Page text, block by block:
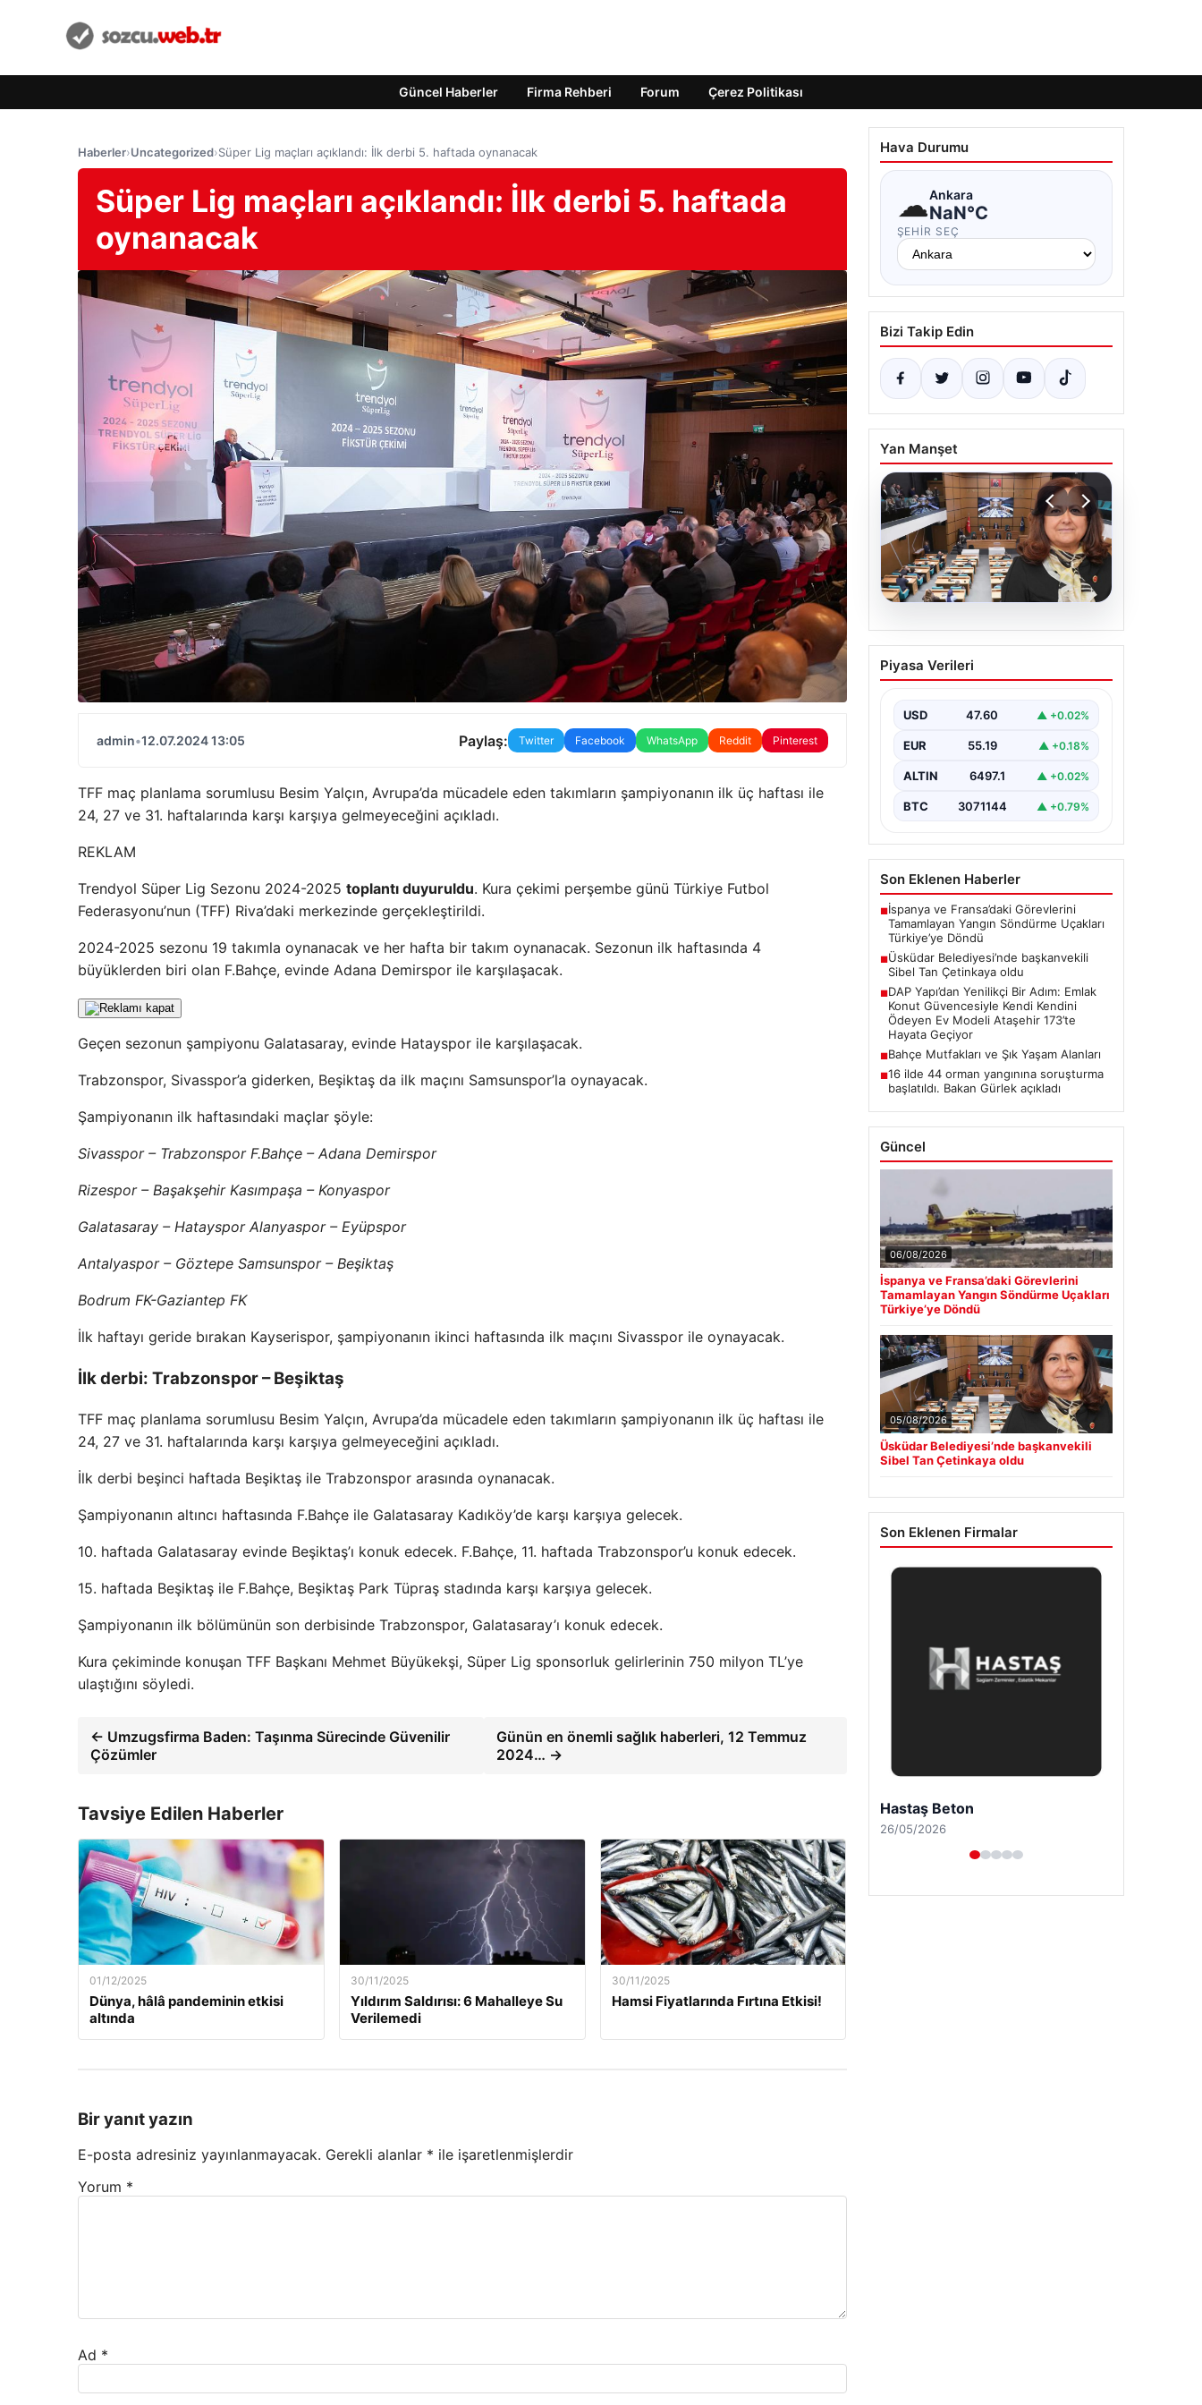
Güncel Haberler Firma Rehberi Forum Çerez Politikası
Haberler›Uncategorized›Süper Lig maçları açıklandı: İlk derbi 5. haftada oynanacak
Süper Lig maçları açıklandı: İlk derbi 5. haftada
oynanacak
admin•12.07.2024 13:05 Paylaş: Twitter Facebook WhatsApp Reddit Pinterest
TFF maç planlama sorumlusu Besim Yalçın, Avrupa’da mücadele eden takımların şampiyonanın ilk üç haftası ile
24, 27 ve 31. haftalarında karşı karşıya gelmeyeceğini açıkladı.
REKLAM
Trendyol Süper Lig Sezonu 2024-2025 toplantı duyuruldu. Kura çekimi perşembe günü Türkiye Futbol
Federasyonu’nun (TFF) Riva’daki merkezinde gerçekleştirildi.
2024-2025 sezonu 19 takımla oynanacak ve her hafta bir takım oynanacak. Sezonun ilk haftasında 4
büyüklerden biri olan F.Bahçe, evinde Adana Demirspor ile karşılaşacak.
Geçen sezonun şampiyonu Galatasaray, evinde Hatayspor ile karşılaşacak.
Trabzonspor, Sivasspor’a giderken, Beşiktaş da ilk maçını Samsunspor’la oynayacak.
Şampiyonanın ilk haftasındaki maçlar şöyle:
Sivasspor – Trabzonspor F.Bahçe – Adana Demirspor
Rizespor – Başakşehir Kasımpaşa – Konyaspor
Galatasaray – Hatayspor Alanyaspor – Eyüpspor
Antalyaspor – Göztepe Samsunspor – Beşiktaş
Bodrum FK-Gaziantep FK
İlk haftayı geride bırakan Kayserispor, şampiyonanın ikinci haftasında ilk maçını Sivasspor ile oynayacak.
İlk derbi: Trabzonspor – Beşiktaş
TFF maç planlama sorumlusu Besim Yalçın, Avrupa’da mücadele eden takımların şampiyonanın ilk üç haftası ile
24, 27 ve 31. haftalarında karşı karşıya gelmeyeceğini açıkladı.
İlk derbi beşinci haftada Beşiktaş ile Trabzonspor arasında oynanacak.
Şampiyonanın altıncı haftasında F.Bahçe ile Galatasaray Kadıköy’de karşı karşıya gelecek.
10. haftada Galatasaray evinde Beşiktaş’ı konuk edecek. F.Bahçe, 11. haftada Trabzonspor’u konuk edecek.
15. haftada Beşiktaş ile F.Bahçe, Beşiktaş Park Tüpraş stadında karşı karşıya gelecek.
Şampiyonanın ilk bölümünün son derbisinde Trabzonspor, Galatasaray’ı konuk edecek.
Kura çekiminde konuşan TFF Başkanı Mehmet Büyükekşi, Süper Lig sponsorluk gelirlerinin 750 milyon TL’ye
ulaştığını söyledi.
← Umzugsfirma Baden: Taşınma Sürecinde Güvenilir
Çözümler
Günün en önemli sağlık haberleri, 12 Temmuz
2024… →
Tavsiye Edilen Haberler
01/12/2025
Dünya, hâlâ pandeminin etkisi
altında
30/11/2025
Yıldırım Saldırısı: 6 Mahalleye Su
Verilemedi
30/11/2025
Hamsi Fiyatlarında Fırtına Etkisi!
Bir yanıt yazın
E-posta adresiniz yayınlanmayacak. Gerekli alanlar * ile işaretlenmişlerdir
Yorum *
Ad *
Hava Durumu
☁Ankara
NaN°C
ŞEHIR SEÇ
Bizi Takip Edin
Yan Manşet
05.08.2026
Üsküdar Belediyesi’nde
başkanvekili Sibel Tan
Piyasa Verileri
USD 47.60 ▲ +0.02%
EUR 55.19 ▲ +0.18%
ALTIN 6497.1 ▲ +0.02%
BTC 3071144 ▲ +0.79%
Son Eklenen Haberler
■İspanya ve Fransa’daki Görevlerini
Tamamlayan Yangın Söndürme Uçakları
Türkiye’ye Döndü
■Üsküdar Belediyesi’nde başkanvekili
Sibel Tan Çetinkaya oldu
■DAP Yapı’dan Yenilikçi Bir Adım: Emlak
Konut Güvencesiyle Kendi Kendini
Ödeyen Ev Modeli Ataşehir 173’te
Hayata Geçiyor
■Bahçe Mutfakları ve Şık Yaşam Alanları
■16 ilde 44 orman yangınına soruşturma
başlatıldı. Bakan Gürlek açıkladı
Güncel
06/08/2026
İspanya ve Fransa’daki Görevlerini
Tamamlayan Yangın Söndürme Uçakları
Türkiye’ye Döndü
05/08/2026
Üsküdar Belediyesi’nde başkanvekili
Sibel Tan Çetinkaya oldu
Son Eklenen Firmalar
Enes Kaplan Avukatlık Bürosu
28/04/2026